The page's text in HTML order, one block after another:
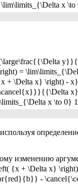
x \to
=
+ \Delta x} \right) -
x \to 0}
изменению
{x + \Delta x}
-